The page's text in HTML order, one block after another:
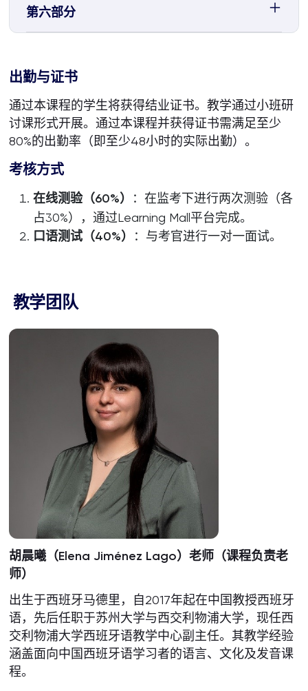
第六部分
出勤与证书
通过本课程的学生将获得结业证书。教学通过小班研
讨课形式开展。通过本课程并获得证书需满足至少
80%的出勤率（即至少48小时的实际出勤）。
考核方式
在线测验（60%）
：在监考下进行两次测验（各
占30%），通过Learning Mall平台完成。
口语测试（40%） ：与考官进行一对一面试。
教学团队
胡晨曦（Elena Jiménez Lago）老师（课程负责老
师）
出生于西班牙马德里，自2017年起在中国教授西班牙
语，先后任职于苏州大学与西交利物浦大学，现任西
交利物浦大学西班牙语教学中心副主任。其教学经验
涵盖面向中国西班牙语学习者的语言、文化及发音课
程。